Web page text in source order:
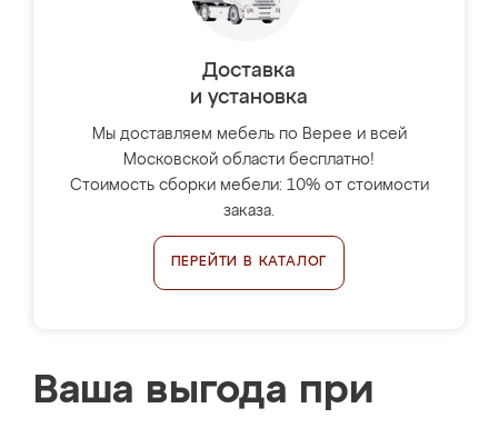
Доставка
и установка
Мы доставляем мебель по Верее и всей
Московской области бесплатно!
Стоимость сборки мебели: 10% от стоимости
заказа.
ПЕРЕЙТИ В КАТАЛОГ
Ваша выгода при